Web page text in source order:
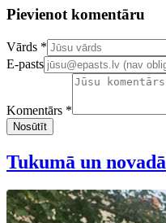
Pievienot komentāru
Confirm your email address
Vārds *
E-pasts
Komentārs *
Nosūtīt
Tukumā un novadā